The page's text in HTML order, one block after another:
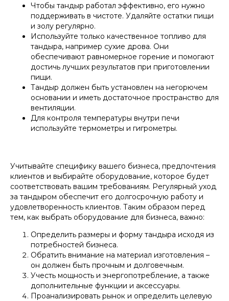
Чтобы тандыр работал эффективно, его нужно
поддерживать в чистоте. Удаляйте остатки пищи
и золу регулярно.
Используйте только качественное топливо для
тандыра, например сухие дрова. Они
обеспечивают равномерное горение и помогают
достичь лучших результатов при приготовлении
пищи.
Тандыр должен быть установлен на негорючем
основании и иметь достаточное пространство для
вентиляции.
Для контроля температуры внутри печи
используйте термометры и гигрометры.
Учитывайте специфику вашего бизнеса, предпочтения
клиентов и выбирайте оборудование, которое будет
соответствовать вашим требованиям. Регулярный уход
за тандыром обеспечит его долгосрочную работу и
удовлетворенность клиентов. Таким образом перед
тем, как выбрать оборудование для бизнеса, важно:
Определить размеры и форму тандыра исходя из
потребностей бизнеса.
Обратить внимание на материал изготовления –
он должен быть прочным и долговечным.
Учесть мощность и энергопотребление, а также
дополнительные функции и аксессуары.
Проанализировать рынок и определить целевую